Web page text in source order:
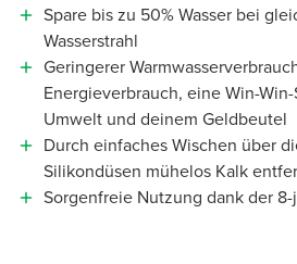
Spare bis zu 50% Wasser bei
Wasserstrahl
Geringerer
Energieverbrauch, eine Win-
Umwelt und deinem Geldbeutel
Durch einfaches Wischen über
Silikondüsen mühelos Kalk
Sorgenfreie Nutzung dank der